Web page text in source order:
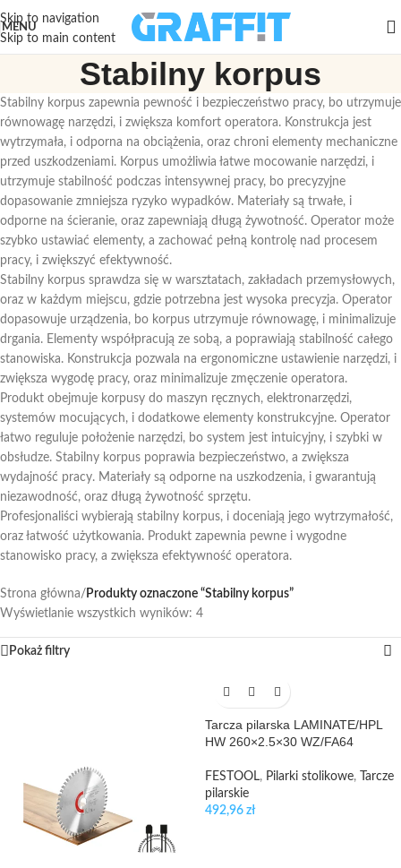
Skip to navigation
Skip to main content
MENU
Stabilny korpus
Stabilny korpus zapewnia pewność i bezpieczeństwo pracy, bo utrzymuje
równowagę narzędzi, i zwiększa komfort operatora. Konstrukcja jest
wytrzymała, i odporna na obciążenia, oraz chroni elementy mechaniczne
przed uszkodzeniami. Korpus umożliwia łatwe mocowanie narzędzi, i
utrzymuje stabilność podczas intensywnej pracy, bo precyzyjne
dopasowanie zmniejsza ryzyko wypadków. Materiały są trwałe, i
odporne na ścieranie, oraz zapewniają długą żywotność. Operator może
szybko ustawiać elementy, a zachować pełną kontrolę nad procesem
pracy, i zwiększyć efektywność.
Stabilny korpus sprawdza się w warsztatach, zakładach przemysłowych,
oraz w każdym miejscu, gdzie potrzebna jest wysoka precyzja. Operator
dopasowuje urządzenia, bo korpus utrzymuje równowagę, i minimalizuje
drgania. Elementy współpracują ze sobą, a poprawiają stabilność całego
stanowiska. Konstrukcja pozwala na ergonomiczne ustawienie narzędzi, i
zwiększa wygodę pracy, oraz minimalizuje zmęczenie operatora.
Produkt obejmuje korpusy do maszyn ręcznych, elektronarzędzi,
systemów mocujących, i dodatkowe elementy konstrukcyjne. Operator
łatwo reguluje położenie narzędzi, bo system jest intuicyjny, i szybki w
obsłudze. Stabilny korpus poprawia bezpieczeństwo, a zwiększa
wydajność pracy. Materiały są odporne na uszkodzenia, i gwarantują
niezawodność, oraz długą żywotność sprzętu.
Profesjonaliści wybierają stabilny korpus, i doceniają jego wytrzymałość,
oraz łatwość użytkowania. Produkt zapewnia pewne i wygodne
stanowisko pracy, a zwiększa efektywność operatora.
Strona główna/ Produkty oznaczone “Stabilny korpus”
Wyświetlanie wszystkich wyników: 4
Pokaż filtry
Tarcza pilarska LAMINATE/HPL
HW 260×2.5×30 WZ/FA64
FESTOOL, Pilarki stolikowe,
Tarcze
pilarskie
492,96 zł